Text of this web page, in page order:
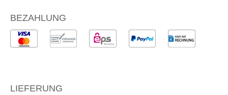
BEZAHLUNG
LIEFERUNG